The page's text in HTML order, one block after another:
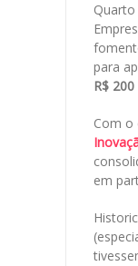
para
R$
Com o
em